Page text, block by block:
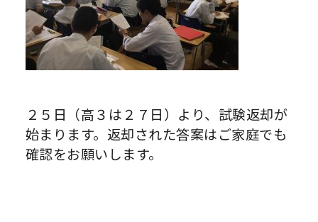
２５日（高３は２７日）より、試験返却が
始まります。返却された答案はご家庭でも
確認をお願いします。